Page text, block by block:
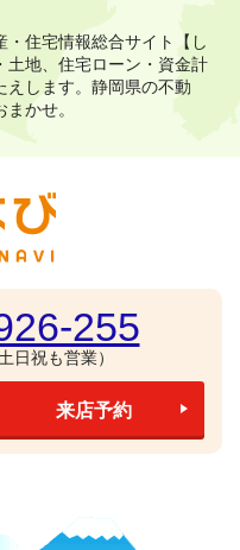
住宅情報総合サイト【し
土地、住宅ローン・資金計
します。 静岡県の不動
かせ。
255
日祝も営業）
来店予約